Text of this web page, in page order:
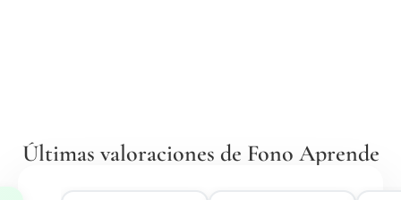
Últimas valoraciones de Fono Aprende